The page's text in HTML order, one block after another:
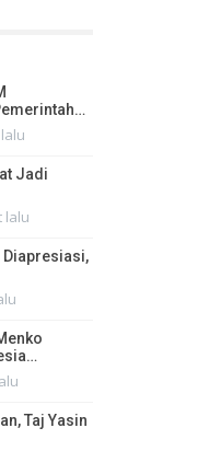
Jadi
lalu
Taj Yasin